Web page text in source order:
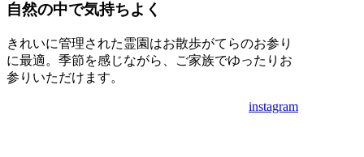
自然の中で気持ちよく
きれいに管理された霊園はお散歩がてらのお参り
に最適。季節を感じながら、ご家族でゆったりお
参りいただけます。
instagram